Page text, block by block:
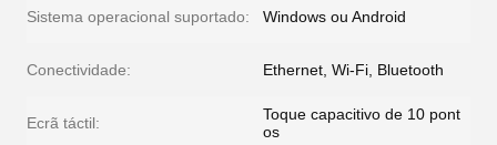
Sistema operacional suportado: Windows ou Android
Conectividade: Ethernet, Wi-Fi, Bluetooth
Ecrã táctil:
Toque capacitivo de 10 pont
os